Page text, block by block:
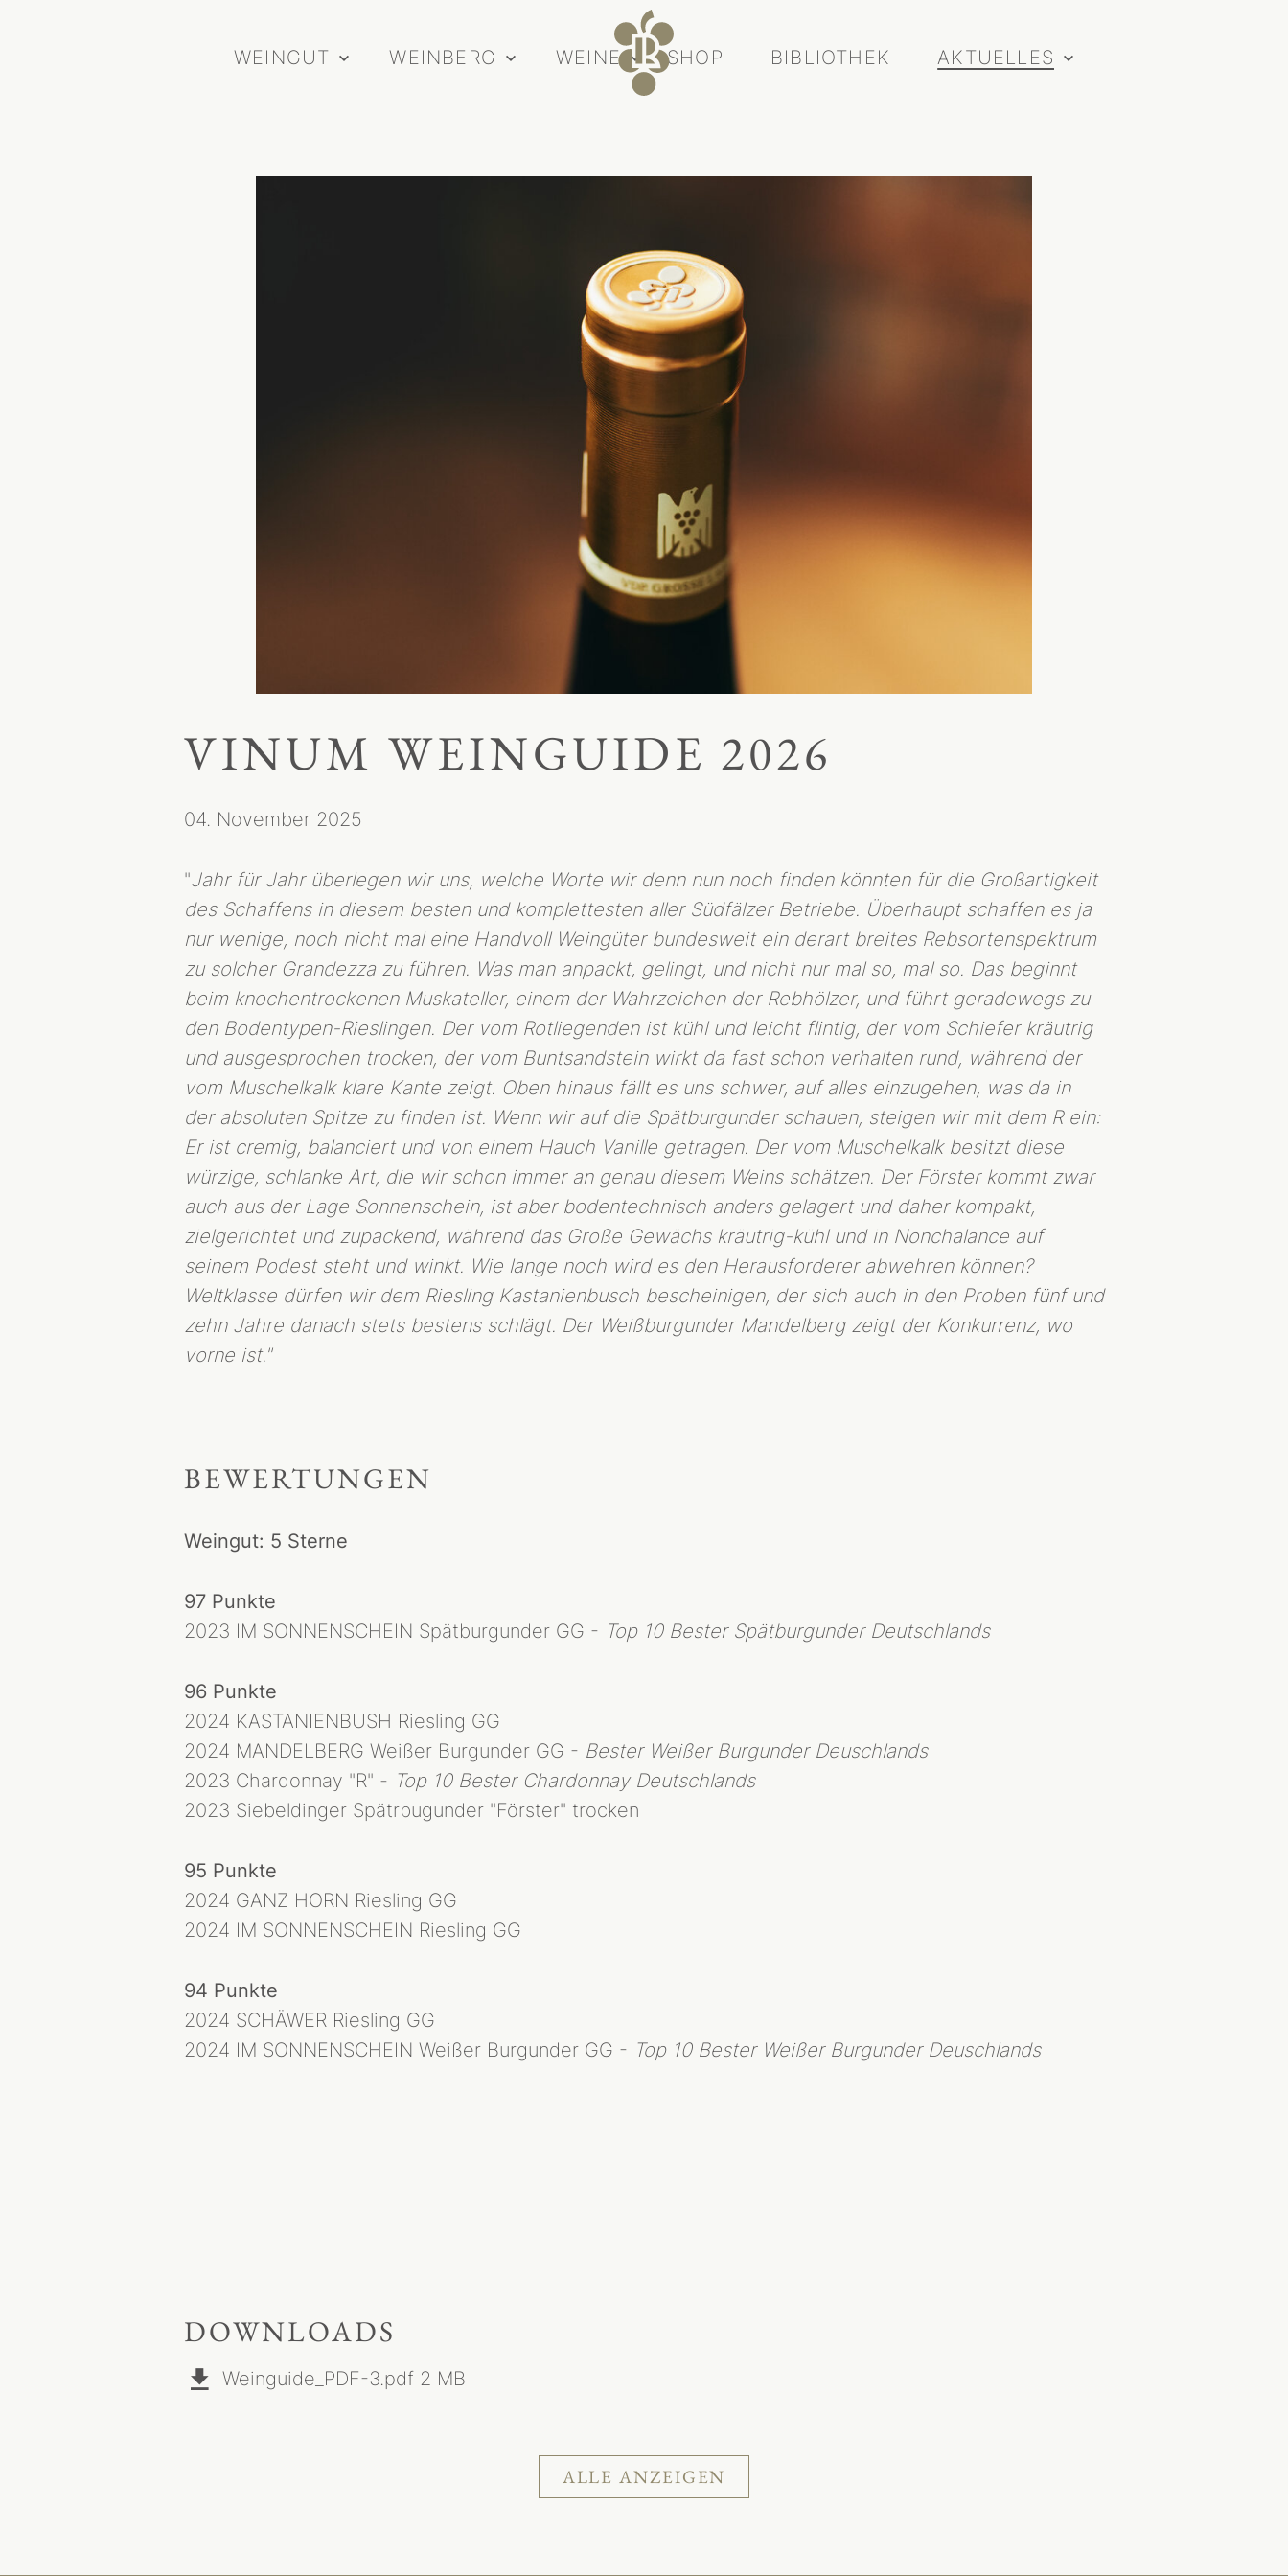
WEINGUT WEINBERG WEINE SHOP BIBLIOTHEK AKTUELLES
WEINGUT
MENSCHEN
GESCHICHTE
TYP REBHOLZ
WEINBERG
TERROIR
BIODYNAMIE
AKTUELLES
VINUM WEINGUIDE 2026
04. November 2025
"Jahr für Jahr überlegen wir uns, welche Worte wir denn nun noch finden könnten für die Großartigkeit
des Schaffens in diesem besten und komplettesten aller Südfälzer Betriebe. Überhaupt schaffen es ja
nur wenige, noch nicht mal eine Handvoll Weingüter bundesweit ein derart breites Rebsortenspektrum
zu solcher Grandezza zu führen. Was man anpackt, gelingt, und nicht nur mal so, mal so. Das beginnt
beim knochentrockenen Muskateller, einem der Wahrzeichen der Rebhölzer, und führt geradewegs zu
den Bodentypen-Rieslingen. Der vom Rotliegenden ist kühl und leicht flintig, der vom Schiefer kräutrig
und ausgesprochen trocken, der vom Buntsandstein wirkt da fast schon verhalten rund, während der
vom Muschelkalk klare Kante zeigt. Oben hinaus fällt es uns schwer, auf alles einzugehen, was da in
der absoluten Spitze zu finden ist. Wenn wir auf die Spätburgunder schauen, steigen wir mit dem R ein:
Er ist cremig, balanciert und von einem Hauch Vanille getragen. Der vom Muschelkalk besitzt diese
würzige, schlanke Art, die wir schon immer an genau diesem Weins schätzen. Der Förster kommt zwar
auch aus der Lage Sonnenschein, ist aber bodentechnisch anders gelagert und daher kompakt,
zielgerichtet und zupackend, während das Große Gewächs kräutrig-kühl und in Nonchalance auf
seinem Podest steht und winkt. Wie lange noch wird es den Herausforderer abwehren können?
Weltklasse dürfen wir dem Riesling Kastanienbusch bescheinigen, der sich auch in den Proben fünf und
zehn Jahre danach stets bestens schlägt. Der Weißburgunder Mandelberg zeigt der Konkurrenz, wo
vorne ist."
BEWERTUNGEN
Weingut: 5 Sterne
97 Punkte
2023 IM SONNENSCHEIN Spätburgunder GG - Top 10 Bester Spätburgunder Deutschlands
96 Punkte
2024 KASTANIENBUSH Riesling GG
2024 MANDELBERG Weißer Burgunder GG - Bester Weißer Burgunder Deuschlands
2023 Chardonnay "R" - Top 10 Bester Chardonnay Deutschlands
2023 Siebeldinger Spätrbugunder "Förster" trocken
95 Punkte
2024 GANZ HORN Riesling GG
2024 IM SONNENSCHEIN Riesling GG
94 Punkte
2024 SCHÄWER Riesling GG
2024 IM SONNENSCHEIN Weißer Burgunder GG - Top 10 Bester Weißer Burgunder Deuschlands
DOWNLOADS
Weinguide_PDF-3.pdf 2 MB
ALLE ANZEIGEN